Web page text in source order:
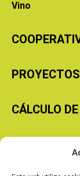
Vino
PROYECTOS
CÁLCULO